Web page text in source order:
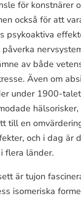
för konstnärer
också för att
psykoaktiva
av både
Även om
under 1900-
hälsorisker,
till en
och i dag är
flera länder.
är tujon
isomeriska